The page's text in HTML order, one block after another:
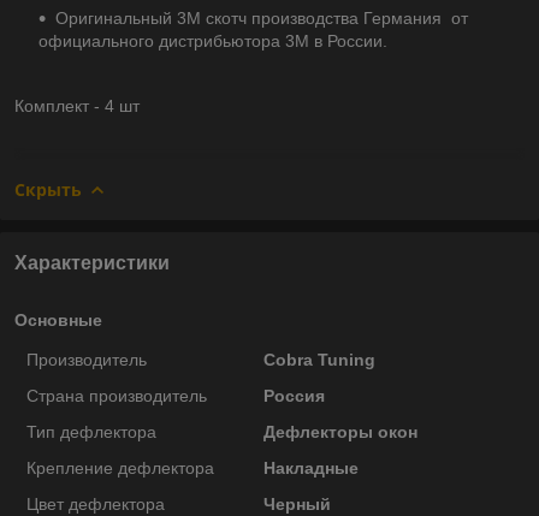
Оригинальный 3М скотч производства Германия от
официального дистрибьютора 3М в России.
Комплект - 4 шт
Скрыть
Характеристики
Основные
Производитель
Cobra Tuning
Страна производитель
Россия
Тип дефлектора
Дефлекторы окон
Крепление дефлектора
Накладные
Цвет дефлектора
Черный